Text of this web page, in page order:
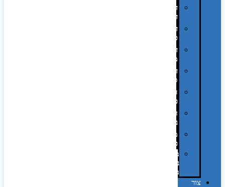
דפוס
דיגיטלי
דפוס
טמפון
דפוס
משי
דפוס
סובלימציה
הדפס
פרוצס
חריטה
בלייזר
מהו
פנטון?
מיתוג
באמצעות
מדבקות
צור